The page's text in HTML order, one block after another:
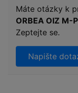
Máte otázky k
ORBEA OIZ M-
Zeptejte se.
Napište